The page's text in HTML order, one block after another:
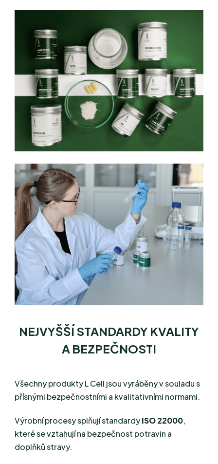
NEJVYŠŠÍ STANDARDY KVALITY
A BEZPEČNOSTI
Všechny produkty L Cell jsou vyráběny v souladu s
přísnými bezpečnostními a kvalitativními normami.
Výrobní procesy splňují standardyISO 22000,
které se vztahují na bezpečnost potravin a
doplňků stravy.